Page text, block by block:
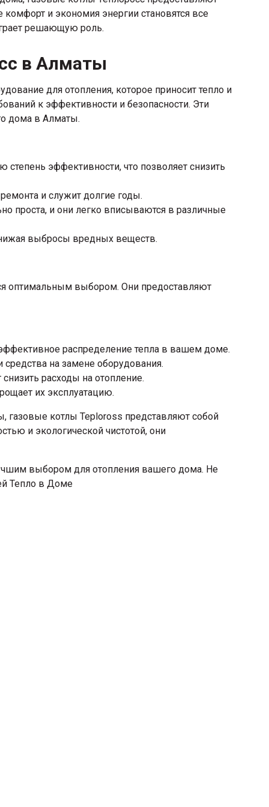
и экономия энергии становятся все
решающую роль.
в Алматы
для отопления, которое приносит тепло и
к эффективности и безопасности. Эти
дома в Алматы.
эффективности, что позволяет снизить
и служит долгие годы.
проста, и они легко вписываются в различные
выбросы вредных веществ.
оптимальным выбором. Они предоставляют
распределение тепла в вашем доме.
на замене оборудования.
расходы на отопление.
их эксплуатацию.
газовые котлы Teploross представляют собой
и экологической чистотой, они
выбором для отопления вашего дома. Не
Тепло в Доме